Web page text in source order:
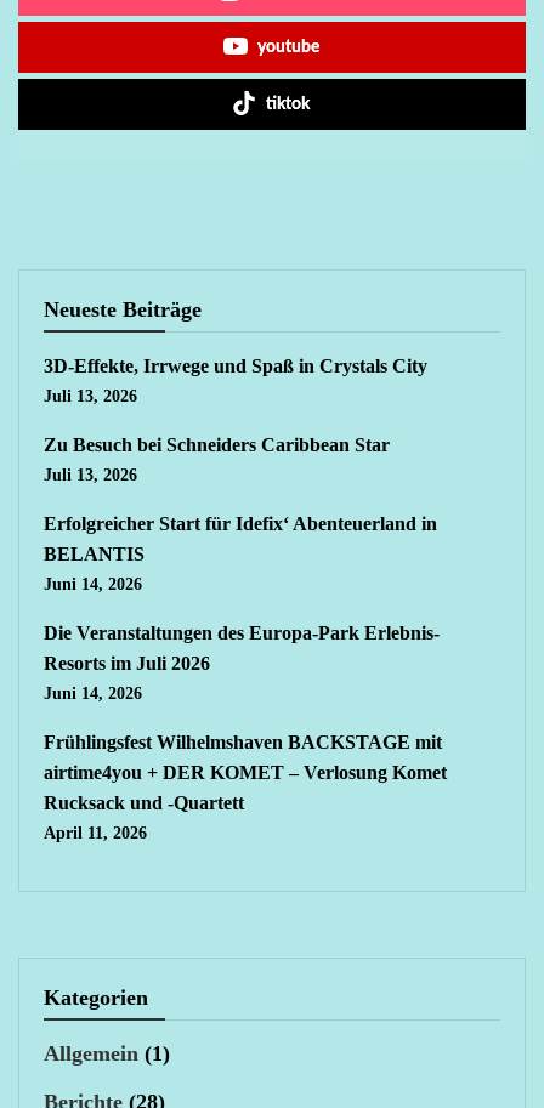
youtube
tiktok
Neueste Beiträge
3D-Effekte, Irrwege und Spaß in Crystals City
Juli 13, 2026
Zu Besuch bei Schneiders Caribbean Star
Juli 13, 2026
Erfolgreicher Start für Idefix‘ Abenteuerland in
BELANTIS
Juni 14, 2026
Die Veranstaltungen des Europa-Park Erlebnis-
Resorts im Juli 2026
Juni 14, 2026
Frühlingsfest Wilhelmshaven BACKSTAGE mit
airtime4you + DER KOMET – Verlosung Komet
Rucksack und -Quartett
April 11, 2026
Kategorien
Allgemein (1)
Berichte (28)